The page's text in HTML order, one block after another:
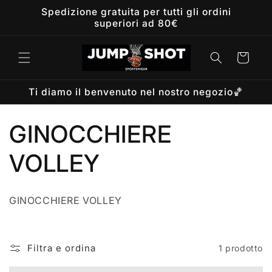
direttamenteSpedizione gratuita per tutti gli ordini
superiori ad 80€
Carrello
Ti diamo il benvenuto nel nostro negozio🏀
C
o
l
e
GINOCCHIERE
VOLLEY
GINOCCHIERE VOLLEY
Filtra e ordina 1 prodotto